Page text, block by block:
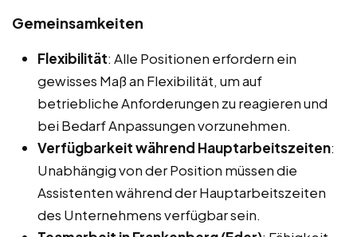
Gemeinsamkeiten
Flexibilität: Alle Positionen erfordern ein
gewisses Maß an Flexibilität, um auf
betriebliche Anforderungen zu reagieren und
bei Bedarf Anpassungen vorzunehmen.
Verfügbarkeit während Hauptarbeitszeiten:
Unabhängig von der Position müssen die
Assistenten während der Hauptarbeitszeiten
des Unternehmens verfügbar sein.